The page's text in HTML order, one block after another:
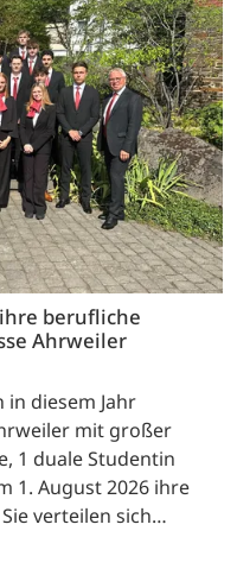
berufliche
Ahrweiler
in diesem Jahr
mit großer
1 duale Studentin
1. August 2026 ihre
verteilen sich…